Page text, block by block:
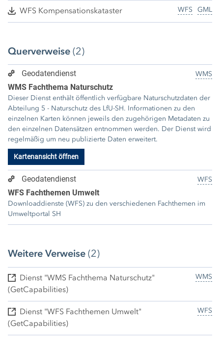
GML
WFS
WFS Kompensationskataster
Querverweise (2)
WMS
Geodatendienst
WMS Fachthema Naturschutz
Dieser Dienst enthält öffentlich verfügbare Naturschutzdaten der
Abteilung 5 - Naturschutz des LfU-SH. Informationen zu den
einzelnen Karten können jeweils den zugehörigen Metadaten zu
den einzelnen Datensätzen entnommen werden. Der Dienst wird
regelmäßig um neu publizierte Daten erweitert.
Kartenansicht öffnen
WFS
Geodatendienst
WFS Fachthemen Umwelt
Downloaddienste (WFS) zu den verschiedenen Fachthemen im
Umweltportal SH
Weitere Verweise (2)
WMS
Dienst "WMS Fachthema Naturschutz"
(GetCapabilities)
WFS
Dienst "WFS Fachthemen Umwelt"
(GetCapabilities)